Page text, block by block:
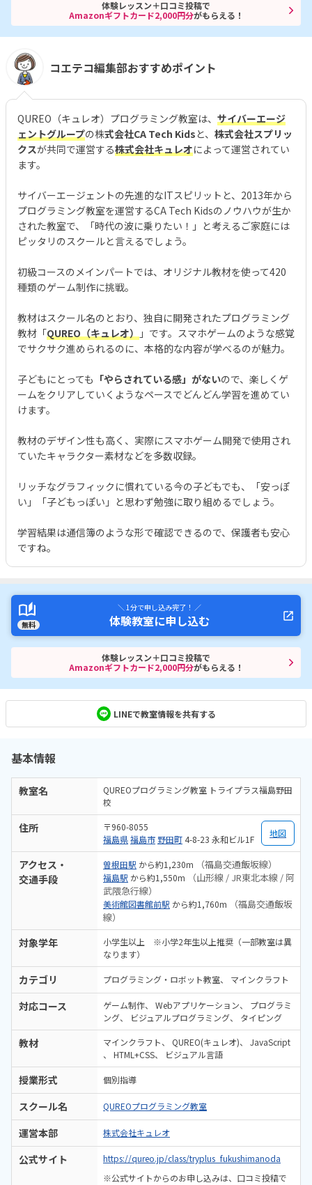
体験レッスン＋口コミ投稿で
Amazonギフトカード2,000円分がもらえる！
コエテコ編集部おすすめポイント
QUREO（キュレオ）プログラミング教室は、 サイバーエージ
ェントグループの株式会社CA Tech Kids と、 株式会社スプリッ
クスが共同で運営する株式会社キュレオによって運営されてい
ます。
サイバーエージェントの先進的なITスピリットと、2013年から
プログラミング教室を運営するCA Tech Kidsのノウハウが生か
された教室で、「時代の波に乗りたい！」と考えるご家庭には
ピッタリのスクールと言えるでしょう。
初級コースのメインパートでは、オリジナル教材を使って420
種類のゲーム制作に挑戦。
教材はスクール名のとおり、独自に開発されたプログラミング
教材「QUREO（キュレオ） 」です。スマホゲームのような感覚
でサクサク進められるのに、本格的な内容が学べるのが魅力。
子どもにとっても 「やらされている感」がないので、楽しくゲ
ームをクリアしていくようなペースでどんどん学習を進めてい
けます。
教材のデザイン性も高く、実際にスマホゲーム開発で使用され
ていたキャラクター素材などを多数収録。
リッチなグラフィックに慣れている今の子どもでも、「安っぽ
い」「子どもっぽい」と思わず勉強に取り組めるでしょう。
学習結果は通信簿のような形で確認できるので、保護者も安心
ですね。
無料
＼ 1分で申し込み完了！ ／
体験教室に申し込む
体験レッスン＋口コミ投稿で
Amazonギフトカード2,000円分がもらえる！
LINEで教室情報を共有する
基本情報
教室名
QUREOプログラミング教室 トライプラス福島野田
校
住所
〒960-8055
福島県福島市 野田町 4-8-23 永和ビル1F
地図
アクセス・
交通手段
曽根田駅 から約1,230m （福島交通飯坂線）
福島駅 から約1,550m
（山形線 / JR東北本線 / 阿
武隈急行線）
美術館図書館前駅 から約1,760m
（福島交通飯坂
線）
対象学年
小学生以上 ※小学2年生以上推奨（一部教室は異
なります）
カテゴリ プログラミング・ロボット教室 マインクラフト
対応コース ゲーム制作 Webアプリケーション
プログラミ
ング
ビジュアルプログラミング タイピング
教材 マインクラフト QUREO(キュレオ)
JavaScript
HTML+CSS
ビジュアル言語
授業形式 個別指導
スクール名 QUREOプログラミング教室
運営本部 株式会社キュレオ
公式サイト
https://qureo.jp/class/tryplus_fukushimanoda
※公式サイトからのお申し込みは、口コミ投稿で